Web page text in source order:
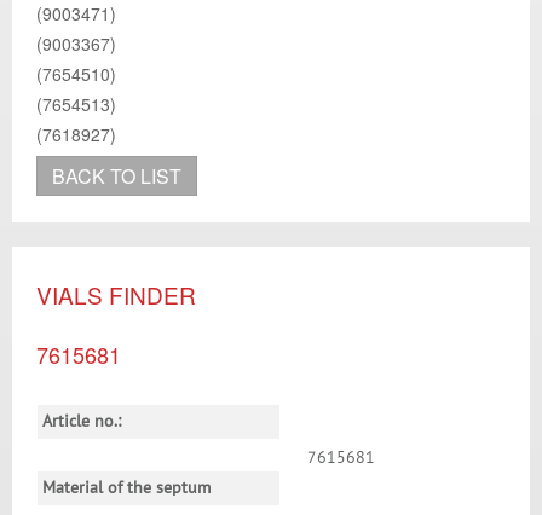
(9003471)
(9003367)
(7654510)
(7654513)
(7618927)
BACK TO LIST
VIALS FINDER
7615681
Article no.:
7615681
Material of the septum